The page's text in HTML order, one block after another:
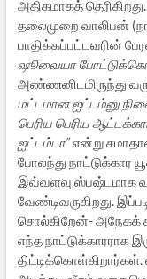
அதிகமாகத்
தலைமுறை வாலிபன்
பாதிக்கப்பட்டவரின்
ஷூவையா
அண்ணனிடமிருந்து
மட்டமான ஐட்டம்னு
பெரிய பெரிய
ஐட்டம்டா”என்று
போலந்து நாட்டுக்கார
இவ்வளவு ஸ்பஷ்டமாக
வேண்டிவருகிறது.
சொல்கிறேன்- அநேகக்
எந்த நாட்டுக்காரராக